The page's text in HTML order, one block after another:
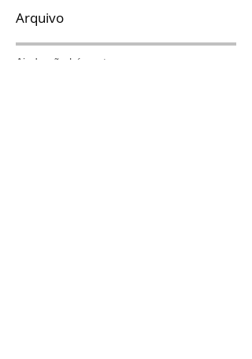
Arquivo
Ainda não há posts.